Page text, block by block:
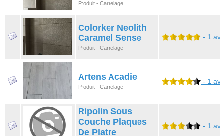
Produit - Carrelage
Colorker Neolith
Caramel Sense
Produit - Carrelage
- 1
Artens Acadie
Produit - Carrelage
- 1
Ripolin Sous
Couche Plaques
De Platre
- 1